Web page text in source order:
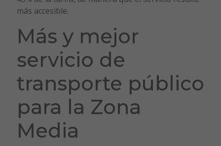
más accesible.
Más y mejor
servicio de
transporte público
para la Zona
Media